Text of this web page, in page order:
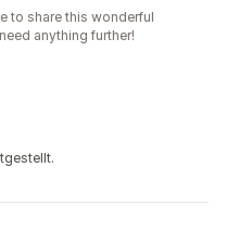
to share this wonderful
anything further!